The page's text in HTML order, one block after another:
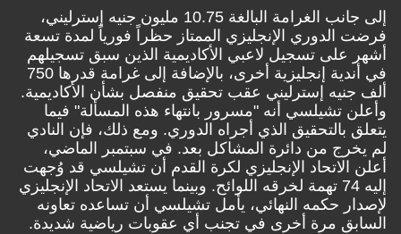
إلى جانب الغرامة البالغة 10.75 مليون جنيه إسترليني،
فرضت الدوري الإنجليزي الممتاز حظراً فورياً لمدة تسعة
أشهر على تسجيل لاعبي الأكاديمية الذين سبق تسجيلهم
في أندية إنجليزية أخرى، بالإضافة إلى غرامة قدرها 750
ألف جنيه إسترليني عقب تحقيق منفصل بشأن الأكاديمية.
وأعلن تشيلسي أنه "مسرور بانتهاء هذه المسألة" فيما
يتعلق بالتحقيق الذي أجراه الدوري. ومع ذلك، فإن النادي
لم يخرج من دائرة المشاكل بعد. في سبتمبر الماضي،
أعلن الاتحاد الإنجليزي لكرة القدم أن تشيلسي قد وُجهت
إليه 74 تهمة لخرقه اللوائح. وبينما يستعد الاتحاد الإنجليزي
لإصدار حكمه النهائي، يأمل تشيلسي أن تساعده تعاونه
السابق مرة أخرى في تجنب أي عقوبات رياضية شديدة.